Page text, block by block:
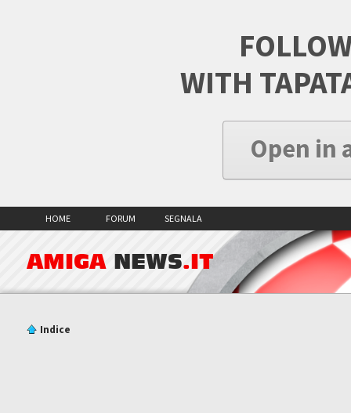
WITH
Open in
HOME FORUM SEGNALA
AMIGA NEWS.IT
Indice